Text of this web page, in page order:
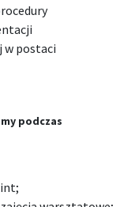
w postaci
podczas